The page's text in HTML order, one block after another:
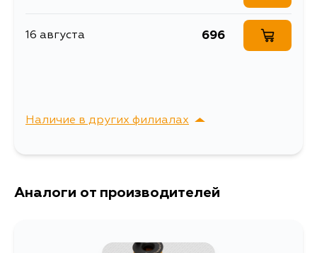
16 августа 696
Наличие в других филиалах
г. Владивосток,
Аналоги от производителей